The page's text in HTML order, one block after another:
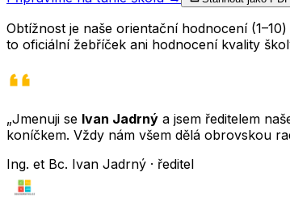
Obtížnost je naše orientační hodnocení
to oficiální žebříček ani hodnocení kvality
„Jmenuji se Ivan Jadrný a jsem ředitelem
koníčkem. Vždy nám všem dělá obrovskou
Ing. et Bc. Ivan Jadrný · ředitel